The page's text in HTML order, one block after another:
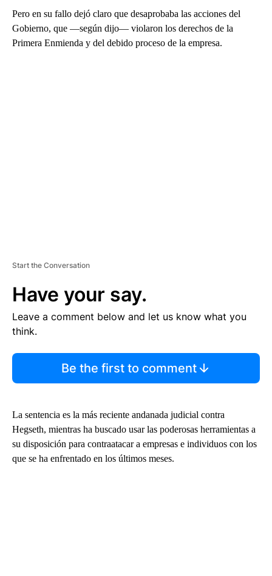
Pero en su fallo dejó claro que desaprobaba las acciones del
Gobierno, que —según dijo— violaron los derechos de la
Primera Enmienda y del debido proceso de la empresa.
Start the Conversation
Have your say.
Leave a comment below and let us know what you
think.
Be the first to comment
La sentencia es la más reciente andanada judicial contra
Hegseth, mientras ha buscado usar las poderosas herramientas a
su disposición para contraatacar a empresas e individuos con los
que se ha enfrentado en los últimos meses.